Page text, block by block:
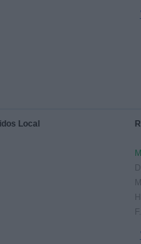
Local